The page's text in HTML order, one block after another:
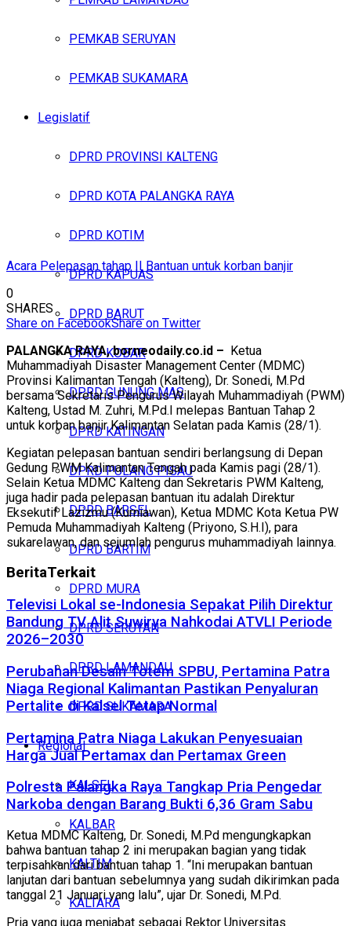
PEMKAB SERUYAN
PEMKAB SUKAMARA
Legislatif
DPRD PROVINSI KALTENG
DPRD KOTA PALANGKA RAYA
DPRD KOTIM
DPRD KAPUAS
DPRD BARUT
DPRD KOBAR
DPRD GUNUNG MAS
DPRD KATINGAN
DPRD PULANG PISAU
DPRD BARSEL
DPRD BARTIM
DPRD MURA
DPRD SERUYAN
DPRD LAMANDAU
DPRD SUKAMARA
Regional
KALSEL
KALBAR
KALTIM
KALTARA
Acara Pelepasan tahap II Bantuan untuk korban banjir
0
SHARES
Share on FacebookShare on Twitter
PALANGKA RAYA, borneodaily.co.id – Ketua
Muhammadiyah Disaster Management Center (MDMC)
Provinsi Kalimantan Tengah (Kalteng), Dr. Sonedi, M.Pd
bersama Sekretaris Pengurus Wilayah Muhammadiyah (PWM)
Kalteng, Ustad M. Zuhri, M.Pd.I melepas Bantuan Tahap 2
untuk korban banjir Kalimantan Selatan pada Kamis (28/1).
Kegiatan pelepasan bantuan sendiri berlangsung di Depan
Gedung PWM Kalimantan Tengah pada Kamis pagi (28/1).
Selain Ketua MDMC Kalteng dan Sekretaris PWM Kalteng,
juga hadir pada pelepasan bantuan itu adalah Direktur
Eksekutif Lazizmu (Kurniawan), Ketua MDMC Kota Ketua PW
Pemuda Muhammadiyah Kalteng (Priyono, S.H.I), para
sukarelawan, dan sejumlah pengurus muhammadiyah lainnya.
BeritaTerkait
Televisi Lokal se-Indonesia Sepakat Pilih Direktur
Bandung TV Alit Suwirya Nahkodai ATVLI Periode
2026–2030
Perubahan Desain Totem SPBU, Pertamina Patra
Niaga Regional Kalimantan Pastikan Penyaluran
Pertalite di Kalsel Tetap Normal
Pertamina Patra Niaga Lakukan Penyesuaian
Harga Jual Pertamax dan Pertamax Green
Polresta Palangka Raya Tangkap Pria Pengedar
Narkoba dengan Barang Bukti 6,36 Gram Sabu
Ketua MDMC Kalteng, Dr. Sonedi, M.Pd mengungkapkan
bahwa bantuan tahap 2 ini merupakan bagian yang tidak
terpisahkan dari bantuan tahap 1. “Ini merupakan bantuan
lanjutan dari bantuan sebelumnya yang sudah dikirimkan pada
tanggal 21 Januari yang lalu”, ujar Dr. Sonedi, M.Pd.
Pria yang juga menjabat sebagai Rektor Universitas